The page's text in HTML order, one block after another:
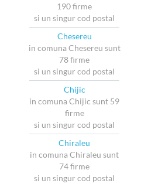
190 firme
si un singur cod postal
Chesereu
in comuna Chesereu sunt
78 firme
si un singur cod postal
Chijic
in comuna Chijic sunt 59
firme
si un singur cod postal
Chiraleu
in comuna Chiraleu sunt
74 firme
si un singur cod postal